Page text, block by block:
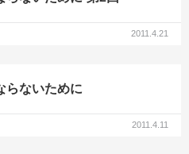
2011.4.21
らないために
2011.4.11